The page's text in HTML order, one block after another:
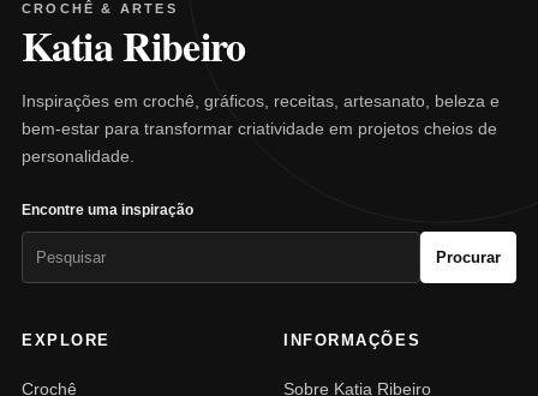
CROCHÊ & ARTES
Katia Ribeiro
Inspirações em crochê, gráficos, receitas, artesanato, beleza e
bem-estar para transformar criatividade em projetos cheios de
personalidade.
Encontre uma inspiração
Procurar
EXPLORE
Crochê
INFORMAÇÕES
Sobre Katia Ribeiro